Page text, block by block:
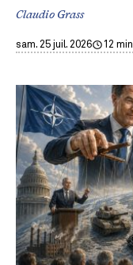
Claudio Grass
sam. 25 juil. 2026 12 min